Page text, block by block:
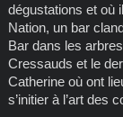
dégustations et où
Nation, un bar
Bar dans les
Cressauds et le
Catherine où ont
s’initier à l’art des